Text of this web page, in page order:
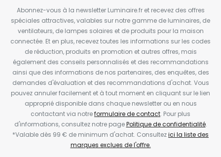
Abonnez-vous à la newsletter Luminaire.fr et recevez des offres
spéciales attractives, valables sur notre gamme de luminaires, de
ventilateurs, de lampes solaires et de produits pour la maison
connectée. Et en plus, recevez toutes les informations sur les codes
de réduction, produits en promotion et autres offres, mais
également des conseils personnalisés et des recommandations
ainsi que des informations de nos partenaires, des enquêtes, des
demandes d'évaluation et des recommandations d'achat. Vous
pouvez annuler facilement et à tout moment en cliquant sur le lien
approprié disponible dans chaque newsletter ou en nous
contactant via notreformulaire de contact. Pour plus
d'informations, consultez notre pagePolitique de confidentialité.
*Valable dès 99 € de minimum d'achat. Consultezici la liste des
marques exclues de l'offre.